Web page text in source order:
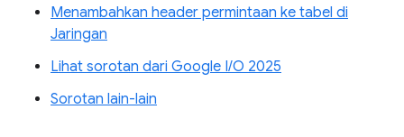
Menambahkan header permintaan ke tabel di
Jaringan
Lihat sorotan dari Google I/O 2025
Sorotan lain-lain